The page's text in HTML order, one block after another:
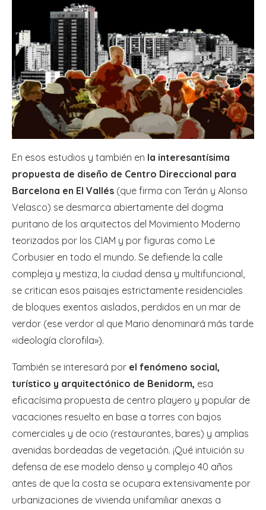
En esos estudios y también en la interesantísima
propuesta de diseño de Centro Direccional para
Barcelona en El Vallés (que firma con Terán y Alonso
Velasco) se desmarca abiertamente del dogma
puritano de los arquitectos del Movimiento Moderno
teorizados por los CIAM y por figuras como Le
Corbusier en todo el mundo. Se defiende la calle
compleja y mestiza, la ciudad densa y multifuncional,
se critican esos paisajes estrictamente residenciales
de bloques exentos aislados, perdidos en un mar de
verdor (ese verdor al que Mario denominará más tarde
«ideología clorofila»).
También se interesará por el fenómeno social,
turístico y arquitectónico de Benidorm, esa
eficacísima propuesta de centro playero y popular de
vacaciones resuelto en base a torres con bajos
comerciales y de ocio (restaurantes, bares) y amplias
avenidas bordeadas de vegetación. ¡Qué intuición su
defensa de ese modelo denso y complejo 40 años
antes de que la costa se ocupara extensivamente por
urbanizaciones de vivienda unifamiliar anexas a